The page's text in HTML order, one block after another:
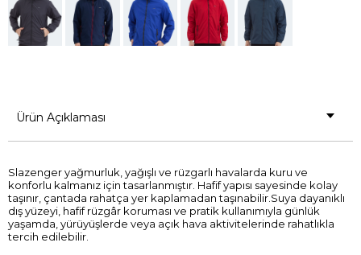
Ürün Açıklaması
Slazenger yağmurluk, yağışlı ve rüzgarlı havalarda kuru ve
konforlu kalmanız için tasarlanmıştır. Hafif yapısı sayesinde kolay
taşınır, çantada rahatça yer kaplamadan taşınabilir.Suya dayanıklı
dış yüzeyi, hafif rüzgâr koruması ve pratik kullanımıyla günlük
yaşamda, yürüyüşlerde veya açık hava aktivitelerinde rahatlıkla
tercih edilebilir.